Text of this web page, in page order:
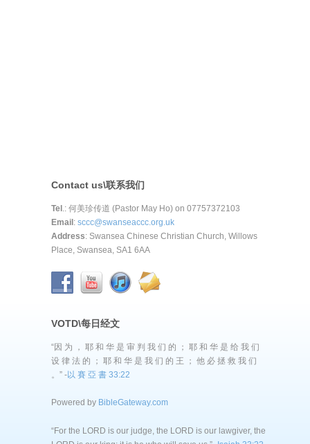
Contact us\联系我们
Tel.: 何美珍传道 (Pastor May Ho) on 07757372103
Email: sccc@swanseaccc.org.uk
Address: Swansea Chinese Christian Church, Willows
Place, Swansea, SA1 6AA
VOTD\每日经文
“因 为 ， 耶 和 华 是 审 判 我 们 的 ； 耶 和 华 是 给 我 们
设 律 法 的 ； 耶 和 华 是 我 们 的 王 ； 他 必 拯 救 我 们
。” -以 賽 亞 書 33:22
Powered by BibleGateway.com
“For the LORD is our judge, the LORD is our lawgiver, the